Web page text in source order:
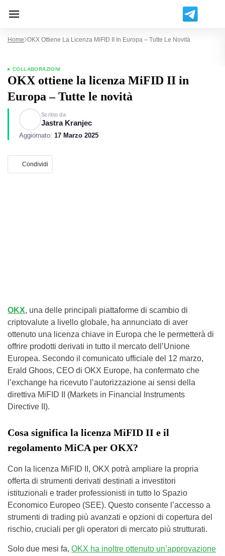
Home OKX Ottiene La Licenza MiFID II In Europa – Tutte Le Novità
COLLABORAZIONI
OKX ottiene la licenza MiFID II in
Europa – Tutte le novità
Scritto da
Jastra Kranjec
Aggiornato: 17 Marzo 2025
Condividi
OKX, una delle principali piattaforme di scambio di
criptovalute a livello globale, ha annunciato di aver
ottenuto una licenza chiave in Europa che le permetterà di
offrire prodotti derivati in tutto il mercato dell’Unione
Europea. Secondo il comunicato ufficiale del 12 marzo,
Erald Ghoos, CEO di OKX Europe, ha confermato che
l’exchange ha ricevuto l’autorizzazione ai sensi della
direttiva MiFID II (Markets in Financial Instruments
Directive II).
Cosa significa la licenza MiFID II e il
regolamento MiCA per OKX?
Con la licenza MiFID II, OKX potrà ampliare la propria
offerta di strumenti derivati destinati a investitori
istituzionali e trader professionisti in tutto lo Spazio
Economico Europeo (SEE). Questo consente l’accesso a
strumenti di trading più avanzati e opzioni di copertura del
rischio, cruciali per gli operatori di mercato più strutturati.
Solo due mesi fa, OKX ha inoltre ottenuto un’approvazione